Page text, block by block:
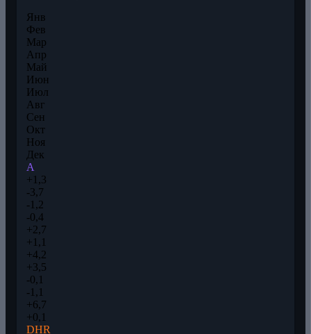
Янв
Фев
Мар
Апр
Май
Июн
Июл
Авг
Сен
Окт
Ноя
Дек
A
+1,3
-3,7
-1,2
-0,4
+2,7
+1,1
+4,2
+3,5
-0,1
-1,1
+6,7
+0,1
DHR